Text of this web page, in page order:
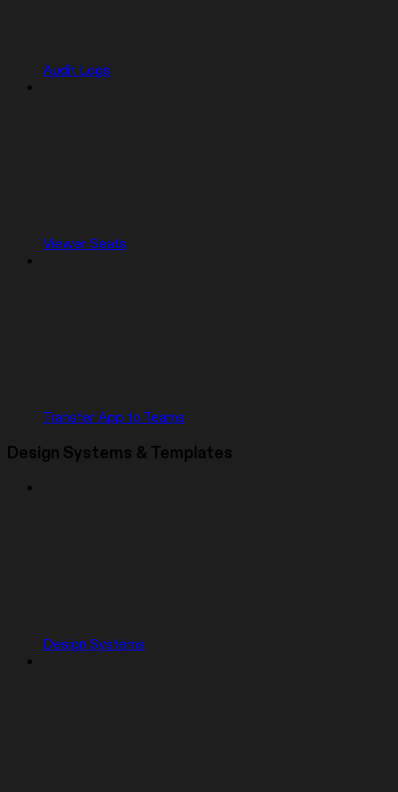
Audit Logs
Viewer Seats
Transfer App to Teams
Design Systems & Templates
Design Systems